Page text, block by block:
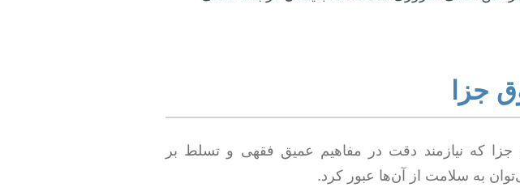
جزا
که نیازمند دقت در مفاهیم عمیق فقهی و تسلط بر
به سلامت از آن‌ها عبور کرد.